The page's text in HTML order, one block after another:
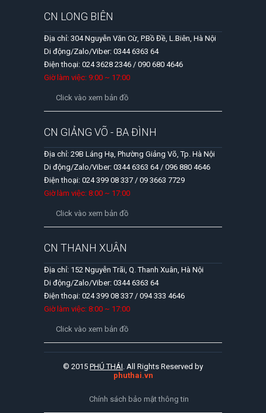
CN LONG BIÊN
Địa chỉ: 304 Nguyễn Văn Cừ, P.Bồ Đề, L.Biên, Hà Nội
Di động/Zalo/Viber: 0344 6363 64
Điện thoại: 024 3628 2346 / 090 680 4646
Giờ làm việc: 9:00 ~ 17:00
Click vào xem bản đồ
CN GIẢNG VÕ - BA ĐÌNH
Địa chỉ: 29B Láng Hạ, Phường Giảng Võ, Tp. Hà Nội
Di động/Zalo/Viber: 0344 6363 64 / 096 880 4646
Điện thoại: 024 399 08 337 / 09 3663 7729
Giờ làm việc: 8:00 ~ 17:00
Click vào xem bản đồ
CN THANH XUÂN
Địa chỉ: 152 Nguyễn Trãi, Q. Thanh Xuân, Hà Nội
Di động/Zalo/Viber: 0344 6363 64
Điện thoại: 024 399 08 337 / 094 333 4646
Giờ làm việc: 8:00 ~ 17:00
Click vào xem bản đồ
© 2015 PHÚ THÁI. All Rights Reserved by
phuthai.vn
Chính sách bảo mật thông tin